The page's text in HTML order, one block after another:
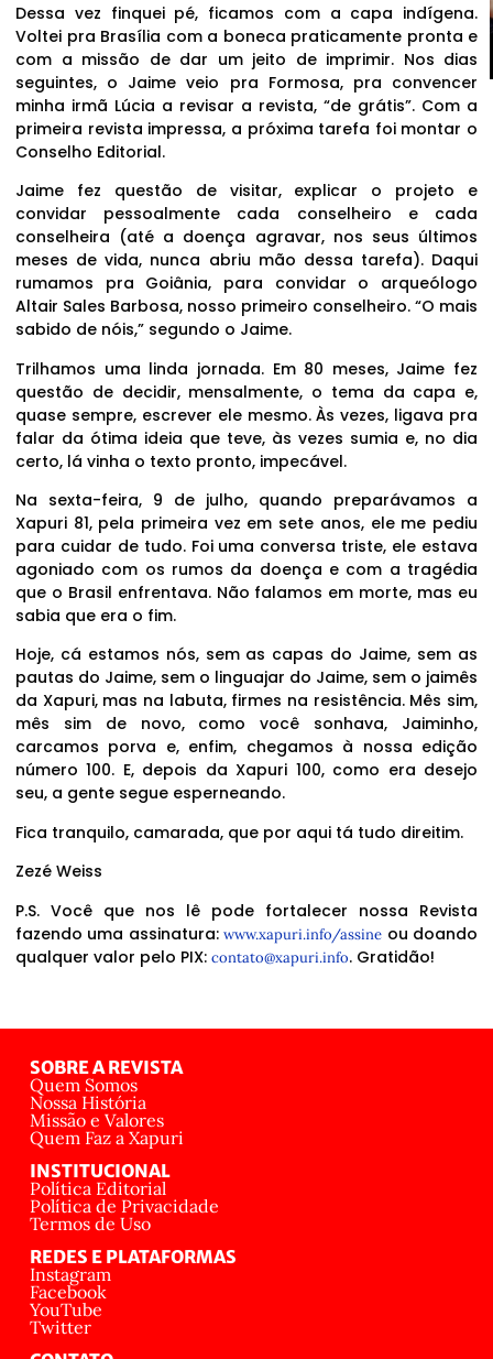
Dessa vez finquei pé, ficamos com a capa indígena.
Voltei pra Brasília com a boneca praticamente pronta e
com a missão de dar um jeito de imprimir. Nos dias
seguintes, o Jaime veio pra Formosa, pra convencer
minha irmã Lúcia a revisar a revista, “de grátis”. Com a
primeira revista impressa, a próxima tarefa foi montar o
Conselho Editorial.
Jaime fez questão de visitar, explicar o projeto e
convidar pessoalmente cada conselheiro e cada
conselheira (até a doença agravar, nos seus últimos
meses de vida, nunca abriu mão dessa tarefa). Daqui
rumamos pra Goiânia, para convidar o arqueólogo
Altair Sales Barbosa, nosso primeiro conselheiro. “O mais
sabido de nóis,” segundo o Jaime.
Trilhamos uma linda jornada. Em 80 meses, Jaime fez
questão de decidir, mensalmente, o tema da capa e,
quase sempre, escrever ele mesmo. Às vezes, ligava pra
falar da ótima ideia que teve, às vezes sumia e, no dia
certo, lá vinha o texto pronto, impecável.
Na sexta-feira, 9 de julho, quando preparávamos a
Xapuri 81, pela primeira vez em sete anos, ele me pediu
para cuidar de tudo. Foi uma conversa triste, ele estava
agoniado com os rumos da doença e com a tragédia
que o Brasil enfrentava. Não falamos em morte, mas eu
sabia que era o fim.
Hoje, cá estamos nós, sem as capas do Jaime, sem as
pautas do Jaime, sem o linguajar do Jaime, sem o jaimês
da Xapuri, mas na labuta, firmes na resistência. Mês sim,
mês sim de novo, como você sonhava, Jaiminho,
carcamos porva e, enfim, chegamos à nossa edição
número 100. E, depois da Xapuri 100, como era desejo
seu, a gente segue esperneando.
Fica tranquilo, camarada, que por aqui tá tudo direitim.
Zezé Weiss
P.S. Você que nos lê pode fortalecer nossa Revista
fazendo uma assinatura:www.xapuri.info/assine ou doando
qualquer valor pelo PIX: contato@xapuri.info. Gratidão!
SOBRE A REVISTA
Quem Somos
Nossa História
Missão e Valores
Quem Faz a Xapuri
INSTITUCIONAL
Política Editorial
Política de Privacidade
Termos de Uso
REDES E PLATAFORMAS
Instagram
Facebook
YouTube
Twitter